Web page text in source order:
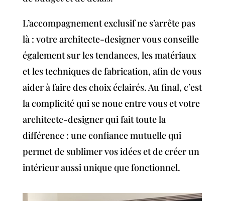
L’accompagnement exclusif ne s’arrête pas
là : votre architecte-designer vous conseille
également sur les tendances, les matériaux
et les techniques de fabrication, afin de vous
aider à faire des choix éclairés. Au final, c’est
la complicité qui se noue entre vous et votre
architecte-designer qui fait toute la
différence : une confiance mutuelle qui
permet de sublimer vos idées et de créer un
intérieur aussi unique que fonctionnel.